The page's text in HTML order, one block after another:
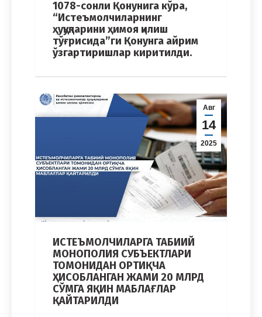
1078-сонли Қонунига кўра,
“Истеъмолчиларнинг
ҳуқуқларини ҳимоя қилиш
тўғрисида”ги Қонунга айрим
ўзгартиришлар киритилди.
Авг
14
2025
ИСТЕЪМОЛЧИЛАРГА ТАБИИЙ
МОНОПОЛИЯ СУБЪЕКТЛАРИ
ТОМОНИДАН ОРТИҚЧА
ҲИСОБЛАНГАН ЖАМИ 20 МЛРД
СЎМГА ЯҚИН МАБЛАҒЛАР
ҚАЙТАРИЛДИ